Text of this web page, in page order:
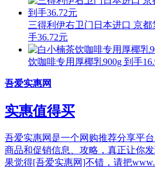
三得利伊右卫门日本进口 京都
手36.72元
饮咖啡专用厚椰乳900g 到手
吾爱实惠网
实惠值得买
吾爱实惠网是一个网购推荐分享平
商品和促销信息、攻略，真正让你
果觉得[吾爱实惠网]不错，请把